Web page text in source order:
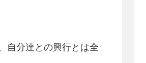
自分達との興行とは全